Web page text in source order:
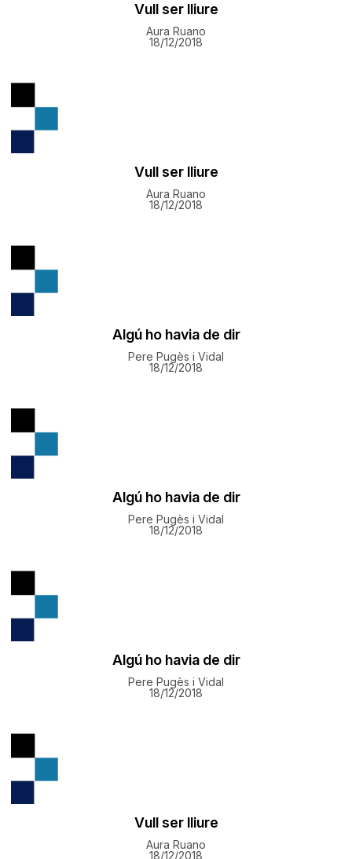
Vull ser lliure
Aura Ruano
18/12/2018
Vull ser lliure
Aura Ruano
18/12/2018
Algú ho havia de dir
Pere Pugès i Vidal
18/12/2018
Algú ho havia de dir
Pere Pugès i Vidal
18/12/2018
Algú ho havia de dir
Pere Pugès i Vidal
18/12/2018
Vull ser lliure
Aura Ruano
18/12/2018